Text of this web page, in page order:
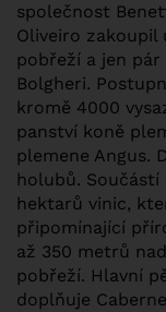
společnost
Oliveiro
pobřeží a jen
Bolgheri.
kromě 4000
panství koně
plemene Angus.
holubů.
hektarů vinic,
připomínající
až 350 metrů
pobřeží. Hlavní
doplňuje